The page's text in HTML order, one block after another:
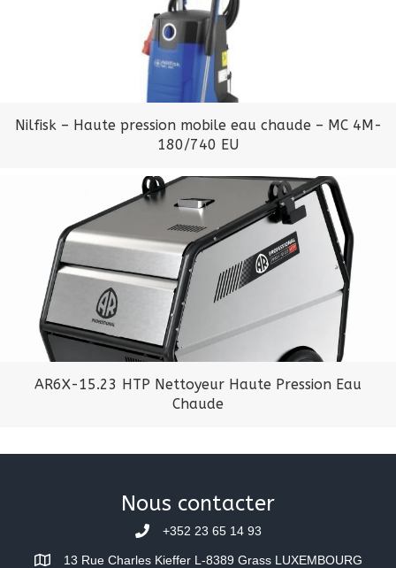
Nilfisk – Haute pression mobile eau chaude – MC 4M-
180/740 EU
AR6X-15.23 HTP Nettoyeur Haute Pression Eau
Chaude
Nous contacter
+352 23 65 14 93
13 Rue Charles Kieffer L-8389 Grass LUXEMBOURG